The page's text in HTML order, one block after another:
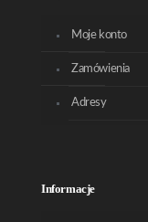
Moje konto
Zamówienia
Adresy
Informacje